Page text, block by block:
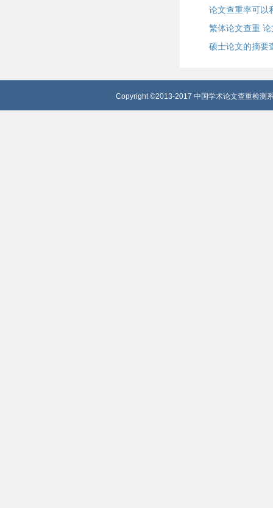
论文查重率可以
繁体论文查重
硕士论文的摘要
Copyright ©2013-2017 中国学术论文查重检